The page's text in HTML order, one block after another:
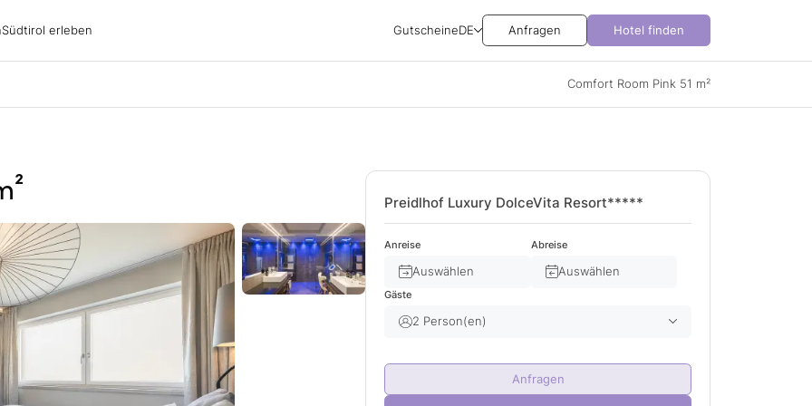
Südtirol erleben GutscheineDE Anfragen Hotel finden
Comfort Room Pink 51 m²
Preidlhof Luxury DolceVita Resort*****
Anreise
Auswählen
Abreise
Auswählen
Gäste
2 Person(en)
Kind(er) 0
Anfragen